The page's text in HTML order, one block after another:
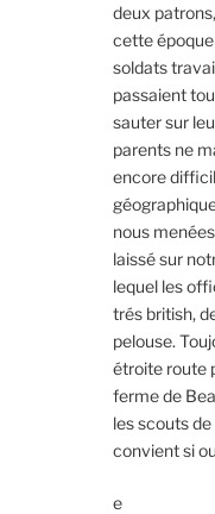
deux
cette
soldats
passaient
sauter sur
parents ne
encore
nous
laissé sur
lequel les
trés british,
pelouse.
étroite route
ferme de
les scouts
convient si
e